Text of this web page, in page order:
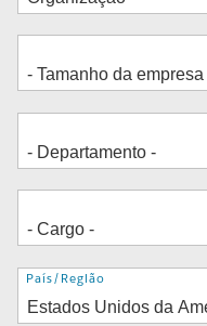
Endereço
País/Região